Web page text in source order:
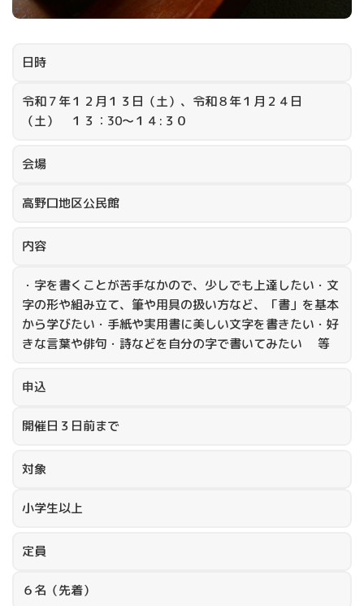
日時
令和７年１２月１３日（土）、令和８年１月２４日
（土） １３：30～１４:３０
会場
高野口地区公民館
内容
・字を書くことが苦手なかので、少しでも上達したい・文
字の形や組み立て、筆や用具の扱い方など、「書」を基本
から学びたい・手紙や実用書に美しい文字を書きたい・好
きな言葉や俳句・詩などを自分の字で書いてみたい 等
申込
開催日３日前まで
対象
小学生以上
定員
６名（先着）